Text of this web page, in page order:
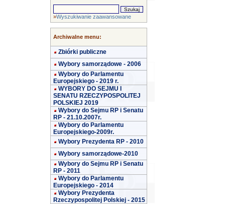
»Wyszukiwanie zaawansowane
Archiwalne menu:
Zbiórki publiczne
Wybory samorządowe - 2006
Wybory do Parlamentu
Europejskiego - 2019 r.
WYBORY DO SEJMU I
SENATU RZECZYPOSPOLITEJ
POLSKIEJ 2019
Wybory do Sejmu RP i Senatu
RP - 21.10.2007r.
Wybory do Parlamentu
Europejskiego-2009r.
Wybory Prezydenta RP - 2010
Wybory samorządowe-2010
Wybory do Sejmu RP i Senatu
RP - 2011
Wybory do Parlamentu
Europejskiego - 2014
Wybory Prezydenta
Rzeczypospolitej Polskiej - 2015